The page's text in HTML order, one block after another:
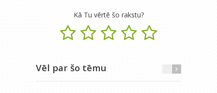
Kā Tu vērtē šo rakstu?
Vēl par šo tēmu